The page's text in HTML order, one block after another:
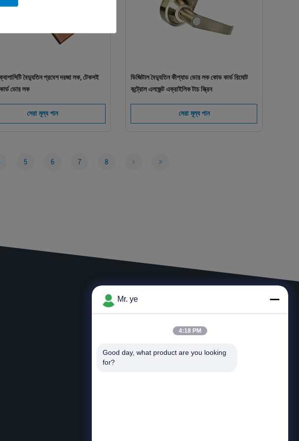
বৈদ্যুতিন প্রবেশ দরজা লক, টেকসই
ডোর লক
সেরা মূল্য পান
ডিজিটাল বৈদ্যুতিন কীপ্যাড ডোর লক কোড কার্ড রিমোট
কন্ট্রোল এলজেন্ট এক্রাইলিক টাচ স্ক্রিন
সেরা মূল্য পান
5 6 7 8
একটি বার্তা রেখে যান
Mr. ye
4:18 PM
Good day, what product are you looking
for?